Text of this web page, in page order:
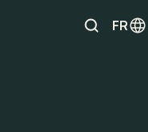
FR